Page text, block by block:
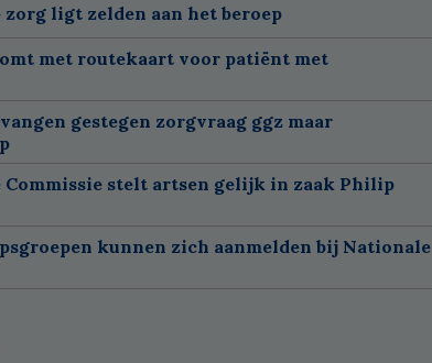
ligt zelden aan het beroep
met routekaart voor patiënt met
gestegen zorgvraag ggz maar
Commissie stelt artsen gelijk in zaak Philip
kunnen zich aanmelden bij Nationale